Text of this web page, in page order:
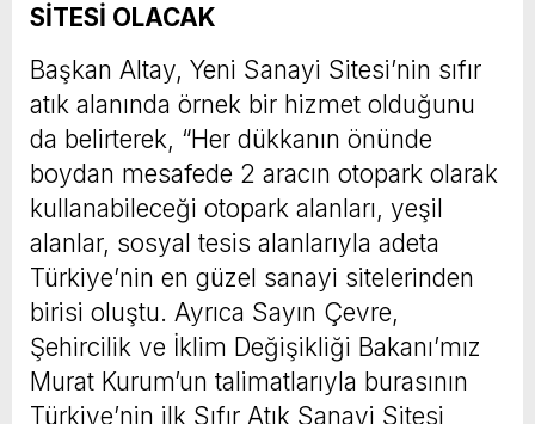
SİTESİ OLACAK
Başkan Altay, Yeni Sanayi Sitesi’nin sıfır
atık alanında örnek bir hizmet olduğunu
da belirterek, “Her dükkanın önünde
boydan mesafede 2 aracın otopark olarak
kullanabileceği otopark alanları, yeşil
alanlar, sosyal tesis alanlarıyla adeta
Türkiye’nin en güzel sanayi sitelerinden
birisi oluştu. Ayrıca Sayın Çevre,
Şehircilik ve İklim Değişikliği Bakanı’mız
Murat Kurum’un talimatlarıyla burasının
Türkiye’nin ilk Sıfır Atık Sanayi Sitesi